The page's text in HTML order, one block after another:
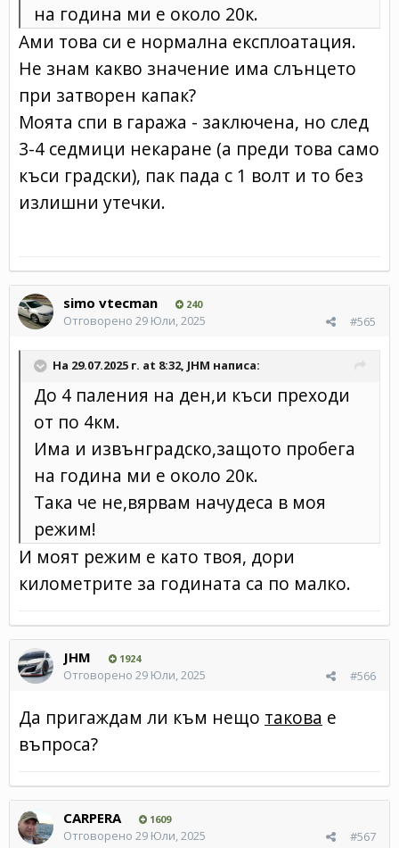
на година ми е около 20к.
Ами това си е нормална експлоатация.
Не знам какво значение има слънцето
при затворен капак?
Моята спи в гаража - заключена, но след
3-4 седмици некаране (а преди това само
къси градски), пак пада с 1 волт и то без
излишни утечки.
simo vtecman 240
#565
Отговорено 29 Юли, 2025
На 29.07.2025 г. at 8:32, JHM написа:
До 4 паления на ден,и къси преходи
от по 4км.
Има и извънградско,защото пробега
на година ми е около 20к.
Така че не,вярвам начудеса в моя
режим!
И моят режим е като твоя, дори
километрите за годината са по малко.
JHM 1924
#566
Отговорено 29 Юли, 2025
Да пригаждам ли към нещо такова е
въпроса?
CARPERA 1609
#567
Отговорено 29 Юли, 2025